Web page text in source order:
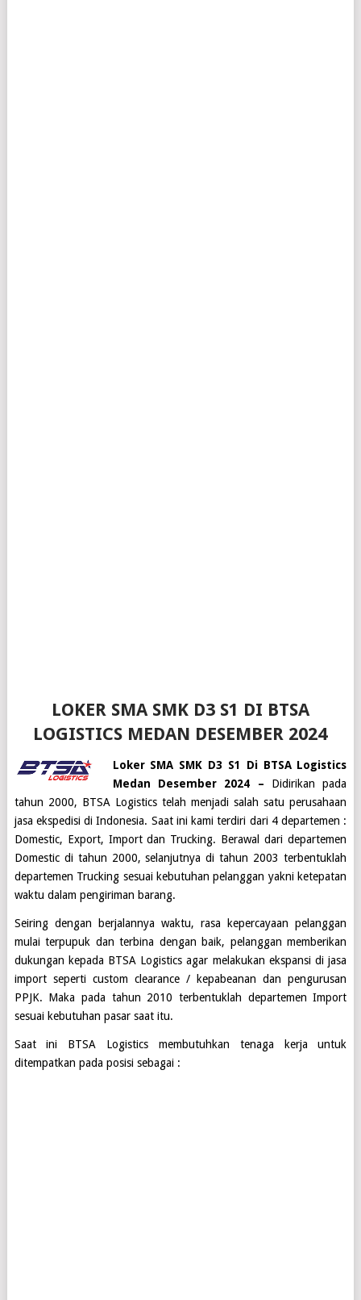
LOKER SMA SMK D3 S1 DI BTSA
LOGISTICS MEDAN DESEMBER 2024
Loker SMA SMK D3 S1 Di BTSA Logistics
Medan Desember 2024 – Didirikan pada
tahun 2000, BTSA Logisticstelah menjadi salah satu perusahaan
jasa ekspedisi di Indonesia. Saat ini kami terdiri dari 4 departemen :
Domestic, Export, Import dan Trucking. Berawal dari departemen
Domestic di tahun 2000, selanjutnya di tahun 2003 terbentuklah
departemen Trucking sesuai kebutuhan pelanggan yakni ketepatan
waktu dalam pengiriman barang.
Seiring dengan berjalannya waktu, rasa kepercayaan pelanggan
mulai terpupuk dan terbina dengan baik, pelanggan memberikan
dukungan kepada BTSA Logistics agar melakukan ekspansi di jasa
import seperti custom clearance / kepabeanan dan pengurusan
PPJK. Maka pada tahun 2010 terbentuklah departemen Import
sesuai kebutuhan pasar saat itu.
Saat ini BTSA Logistics membutuhkan tenaga kerja untuk
ditempatkan pada posisi sebagai :